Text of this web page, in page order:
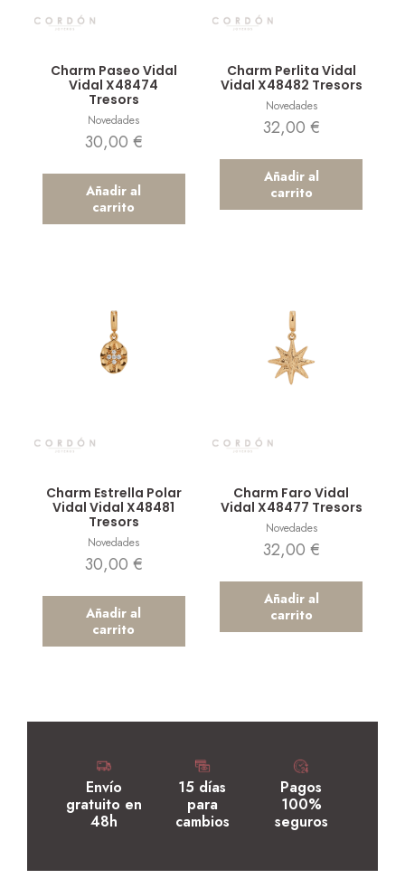
Charm Paseo Vidal
Vidal X48474
Tresors
Novedades
30,00 €
Añadir al
carrito
Charm Perlita Vidal
Vidal X48482 Tresors
Novedades
32,00 €
Añadir al
carrito
Charm Estrella Polar
Vidal Vidal X48481
Tresors
Novedades
30,00 €
Añadir al
carrito
Charm Faro Vidal
Vidal X48477 Tresors
Novedades
32,00 €
Añadir al
carrito
Envío
gratuito en
48h
15 días
para
cambios
Pagos
100%
seguros